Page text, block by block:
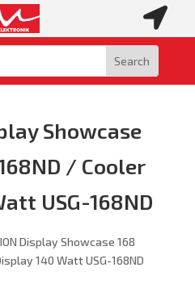

Showcase
/ Cooler
USG-168ND
Display Showcase 168
140 Watt USG-168ND